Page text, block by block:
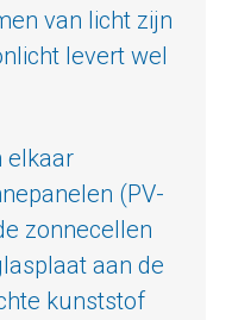
van licht zijn
levert wel
elkaar
(PV-
zonnecellen
aan de
kunststof